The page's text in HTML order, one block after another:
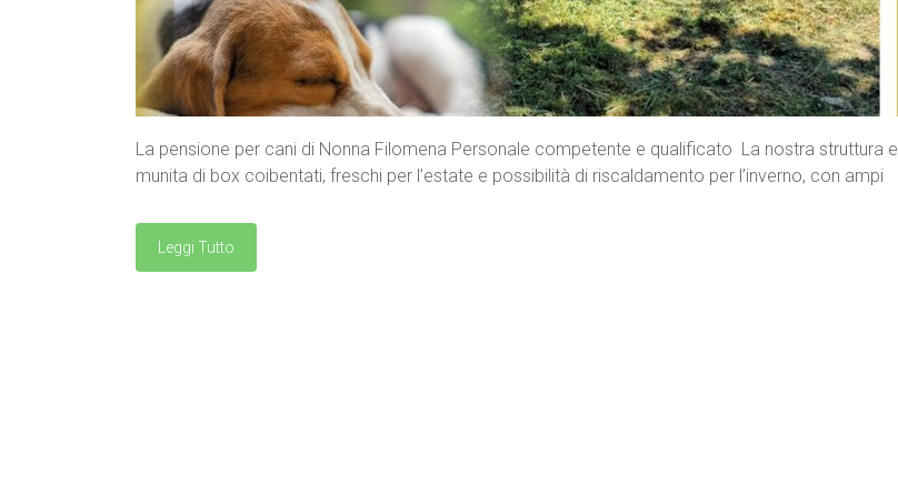
La pensione per cani di Nonna Filomena Personale competente e qualificato La nostra struttura e
munita di box coibentati, freschi per l’estate e possibilità di riscaldamento per l’inverno, con ampi
Leggi Tutto